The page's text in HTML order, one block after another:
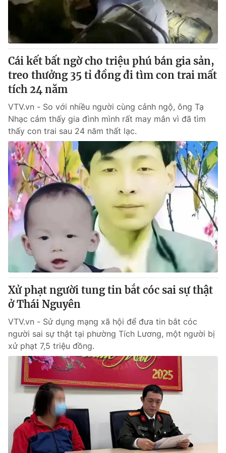
® Cấm sao chép dưới mọi hình thức nếu không có sự chấp
thuận bằng văn bản. Ghi rõ nguồn VTV.vn khi phát hành lại
thông tin từ website này.
Cái kết bất ngờ cho triệu phú bán gia sản,
treo thưởng 35 tỉ đồng đi tìm con trai mất
tích 24 năm
VTV.vn - So với nhiều người cùng cảnh ngộ, ông Tạ
Nhạc cảm thấy gia đình mình rất may mắn vì đã tìm
thấy con trai sau 24 năm thất lạc.
Xử phạt người tung tin bắt cóc sai sự thật
ở Thái Nguyên
VTV.vn - Sử dụng mạng xã hội để đưa tin bắt cóc
người sai sự thật tại phường Tích Lương, một người bị
xử phạt 7,5 triệu đồng.